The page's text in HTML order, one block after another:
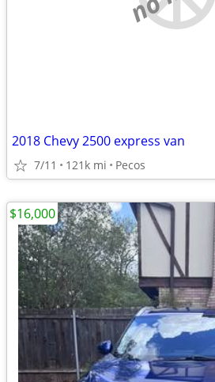
2018 Chevy 2500 express van
7/11 121k mi Pecos
$16,000